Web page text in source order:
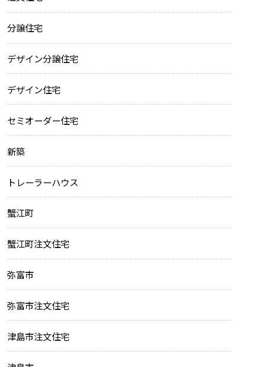
分譲住宅
デザイン分譲住宅
デザイン住宅
セミオーダー住宅
新築
トレーラーハウス
蟹江町
蟹江町注文住宅
弥富市
弥富市注文住宅
津島市注文住宅